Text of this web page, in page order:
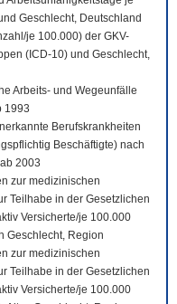
Geschlecht, Deutschland
je 100.000) der GKV-
(ICD-10) und Geschlecht,
Arbeits- und Wegeunfälle
1993
Berufskrankheiten
Beschäftigte) nach
2003
zur medizinischen
Teilhabe in der Gesetzlichen
Versicherte/je 100.000
Geschlecht, Region
zur medizinischen
Teilhabe in der Gesetzlichen
Versicherte/je 100.000